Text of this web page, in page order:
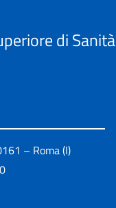
di Sanità
– Roma (I)